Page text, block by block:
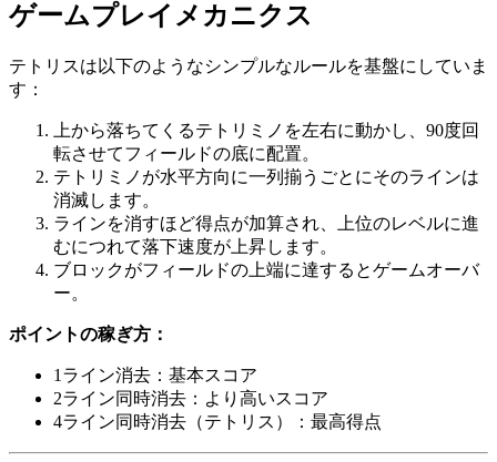
ゲームプレイメカニクス
テトリスは以下のようなシンプルなルールを基盤にしていま
す：
上から落ちてくるテトリミノを左右に動かし、90度回
転させてフィールドの底に配置。
テトリミノが水平方向に一列揃うごとにそのラインは
消滅します。
ラインを消すほど得点が加算され、上位のレベルに進
むにつれて落下速度が上昇します。
ブロックがフィールドの上端に達するとゲームオーバ
ー。
ポイントの稼ぎ方：
1ライン消去：基本スコア
2ライン同時消去：より高いスコア
4ライン同時消去（テトリス）：最高得点